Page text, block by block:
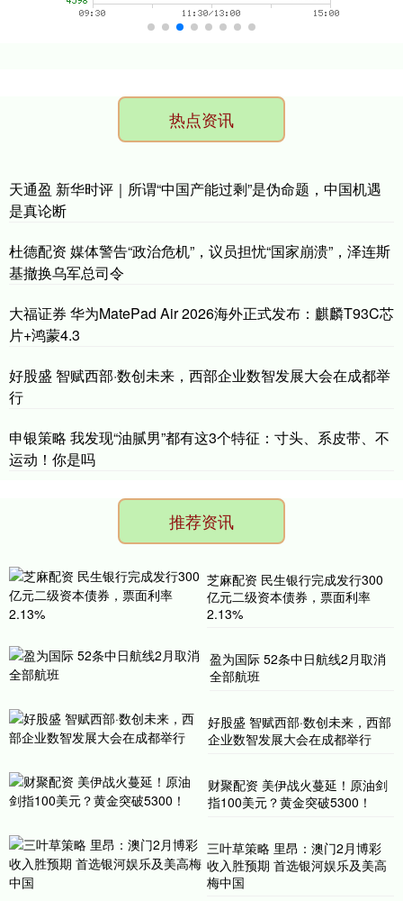
热点资讯
天通盈 新华时评｜所谓“中国产能过剩”是伪命题，中国机遇
是真论断
杜德配资 媒体警告“政治危机”，议员担忧“国家崩溃”，泽连斯
基撤换乌军总司令
大福证券 华为MatePad Air 2026海外正式发布：麒麟T93C芯
片+鸿蒙4.3
好股盛 智赋西部·数创未来，西部企业数智发展大会在成都举
行
申银策略 我发现“油腻男”都有这3个特征：寸头、系皮带、不
运动！你是吗
推荐资讯
芝麻配资 民生银行完成发行300
亿元二级资本债券，票面利率
2.13%
盈为国际 52条中日航线2月取消
全部航班
好股盛 智赋西部·数创未来，西部
企业数智发展大会在成都举行
财聚配资 美伊战火蔓延！原油剑
指100美元？黄金突破5300！
三叶草策略 里昂：澳门2月博彩
收入胜预期 首选银河娱乐及美高
梅中国